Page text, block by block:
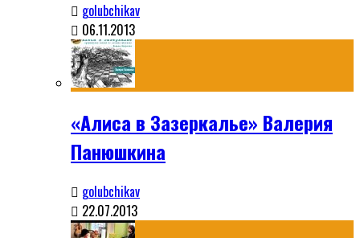
golubchikav
06.11.2013
«Алиса в Зазеркалье» Валерия
Панюшкина
golubchikav
22.07.2013